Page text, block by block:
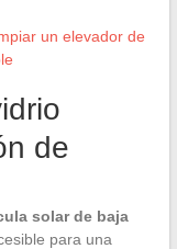
un elevador de
de
solar de baja
para una